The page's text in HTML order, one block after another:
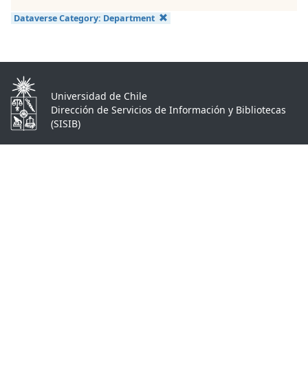
Dataverse Category: Department
Universidad de Chile
Dirección de Servicios de Información y Bibliotecas
(SISIB)